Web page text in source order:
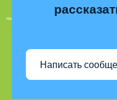
Написать